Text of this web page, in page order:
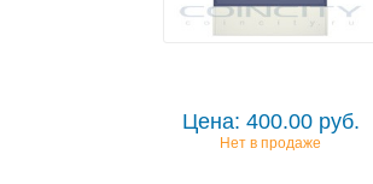
Цена: 400.00 руб.
Нет в продаже